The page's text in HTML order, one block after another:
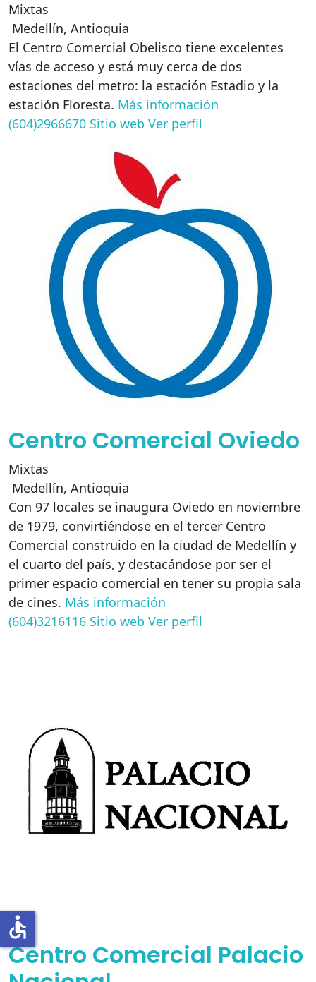
Mixtas
Medellín, Antioquia
El Centro Comercial Obelisco tiene excelentes
vías de acceso y está muy cerca de dos
estaciones del metro: la estación Estadio y la
estación Floresta. Más información
(604)2966670 Sitio web Ver perfil
Centro Comercial Oviedo
Mixtas
Medellín, Antioquia
Con 97 locales se inaugura Oviedo en noviembre
de 1979, convirtiéndose en el tercer Centro
Comercial construido en la ciudad de Medellín y
el cuarto del país, y destacándose por ser el
primer espacio comercial en tener su propia sala
de cines. Más información
(604)3216116 Sitio web Ver perfil
Centro Comercial Palacio
accessible